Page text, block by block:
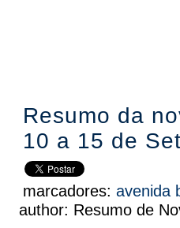
Resumo da
10 a 15 de
marcadores: avenida
author: Resumo de